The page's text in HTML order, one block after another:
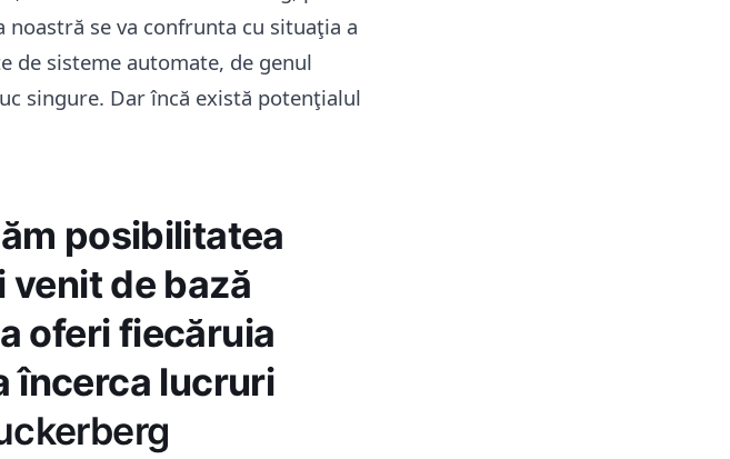
se va confrunta cu situaţia a
de sisteme automate, de genul
singure. Dar încă există potenţialul
posibilitatea
de bază
oferi fiecăruia
încerca lucruri